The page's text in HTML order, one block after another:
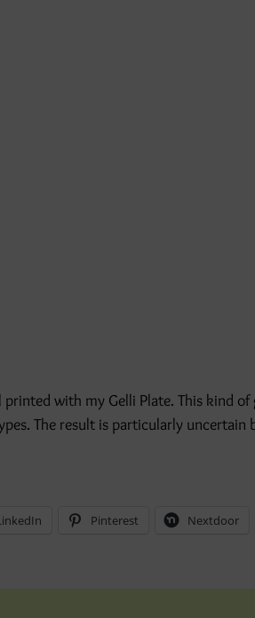
printed with my Gelli Plate. This kind
The result is particularly uncertain
Pinterest Nextdoor